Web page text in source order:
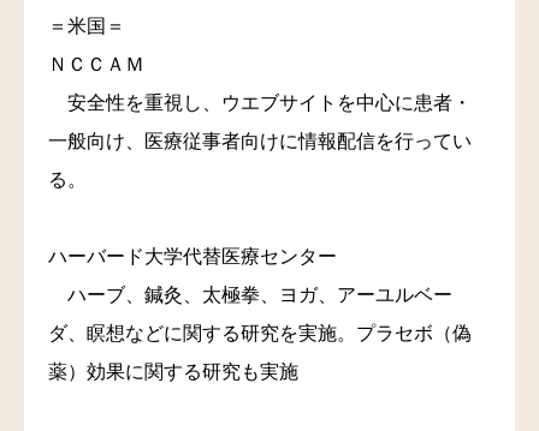
＝米国＝
ＮＣＣＡＭ
安全性を重視し、ウエブサイトを中心に患者・
一般向け、医療従事者向けに情報配信を行ってい
る。
ハーバード大学代替医療センター
ハーブ、鍼灸、太極拳、ヨガ、アーユルベー
ダ、瞑想などに関する研究を実施。 プラセボ（偽
薬）効果に関する研究も実施
リンク
気診の学校